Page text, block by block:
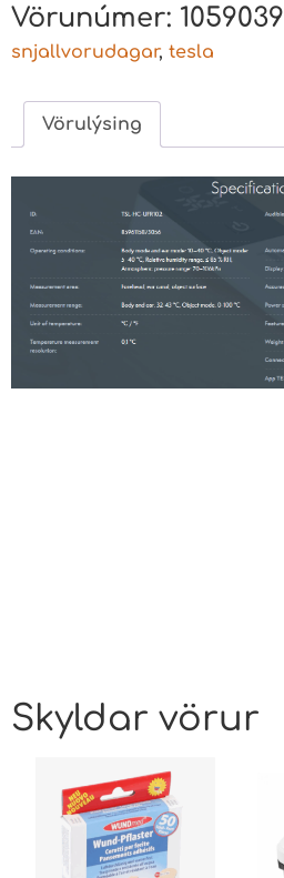
Vörunúmer: 1059039
snjallvorudagar, tesla
Vörulýsing
Skyldar vörur